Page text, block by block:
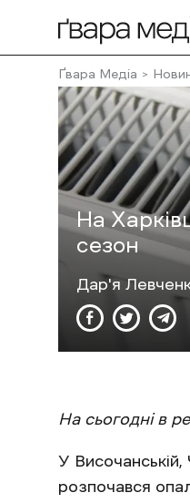
Ґвара Медіа
На
сезон
Дар'я
На сьогодні в
У Височанській,
розпочався